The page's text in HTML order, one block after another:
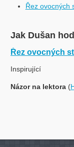
Řez ovocných
Jak Dušan
Řez ovocných
Inspirující
Názor na lektora(